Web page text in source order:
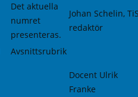
Det aktuella
numret
presenteras.
Johan Schelin,
redaktör
Avsnittsrubrik
Docent Ulrik
Franke